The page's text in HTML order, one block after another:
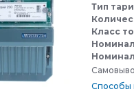
Тип
Класс
Способы